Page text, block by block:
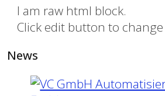
I am raw html block.
Click edit button to
News